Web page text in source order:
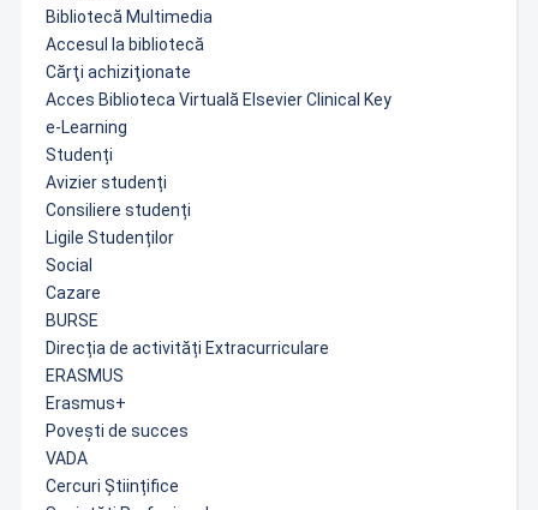
Bibliotecă Multimedia
Accesul la bibliotecă
Cărţi achiziţionate
Acces Biblioteca Virtuală Elsevier Clinical Key
e-Learning
Studenți
Avizier studenți
Consiliere studenți
Ligile Studenților
Social
Cazare
BURSE
Direcția de activități Extracurriculare
ERASMUS
Erasmus+
Povești de succes
VADA
Cercuri Științifice